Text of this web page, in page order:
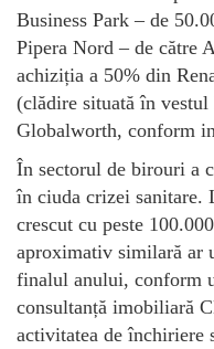
Business Park – de
Pipera Nord – de către
achiziția a 50% din
(clădire situată în
Globalworth, conform
În sectorul de birouri a
în ciuda crizei sanitare.
crescut cu peste
aproximativ similară ar
finalul anului, conform
consultanță imobiliară
activitatea de închiriere